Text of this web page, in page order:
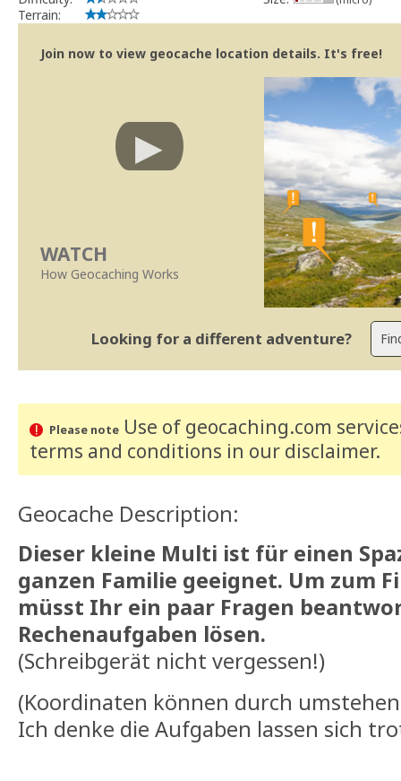
Terrain:
Join now to view geocache location details. It's free!
WATCH
How Geocaching Works
Looking for a different adventure?
Please noteUse of geocaching.com
terms and conditions in our disclaimer.
Geocache Description:
Dieser kleine Multi ist für einen
ganzen Familie geeignet. Um zum
müsst Ihr ein paar Fragen
Rechenaufgaben lösen.
(Schreibgerät nicht vergessen!)
(Koordinaten können durch
Ich denke die Aufgaben lassen sich